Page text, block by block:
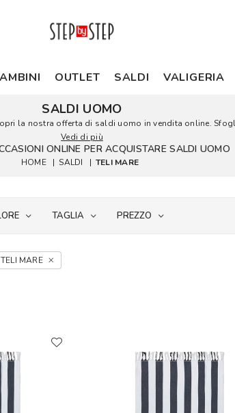
OUTLET SALDI VALIGERIA
SALDI UOMO
la nostra offerta di saldi uomo in vendita online.
Vedi di più
ONLINE PER ACQUISTARE SALDI UOMO
HOME | SALDI | TELI MARE
TAGLIA PREZZO
TELI MARE